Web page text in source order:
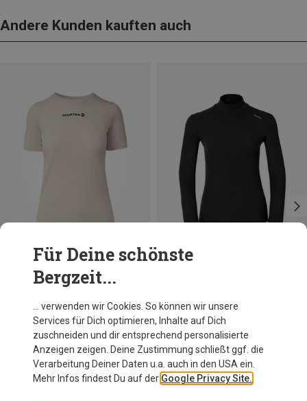
Andere Kunden kauften auch
Du sparst 28%
Odlo
64,95 €
Für Deine schönste
Bergzeit...
… verwenden wir Cookies. So können wir unsere
Services für Dich optimieren, Inhalte auf Dich
zuschneiden und dir entsprechend personalisierte
Anzeigen zeigen. Deine Zustimmung schließt ggf. die
Verarbeitung Deiner Daten u.a. auch in den USA ein.
Mehr Infos findest Du auf der Google Privacy Site.